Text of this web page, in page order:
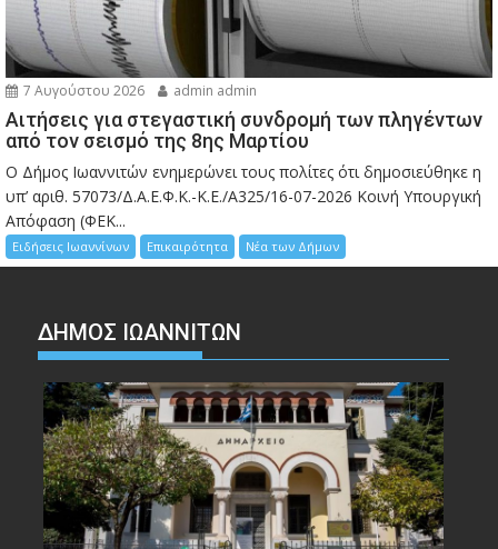
7 Αυγούστου 2026 admin admin
Αιτήσεις για στεγαστική συνδρομή των πληγέντων
από τον σεισμό της 8ης Μαρτίου
Ο Δήμος Ιωαννιτών ενημερώνει τους πολίτες ότι δημοσιεύθηκε η
υπ’ αριθ. 57073/Δ.Α.Ε.Φ.Κ.-Κ.Ε./Α325/16-07-2026 Κοινή Υπουργική
Απόφαση (ΦΕΚ...
Ειδήσεις Ιωαννίνων Επικαιρότητα Νέα των Δήμων
ΔΗΜΟΣ ΙΩΑΝΝΙΤΩΝ